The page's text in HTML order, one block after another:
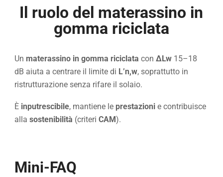
Il ruolo del materassino in
gomma riciclata
Un materassino in gomma riciclata conΔLw 15–18
dB aiuta a centrare il limite di L’n,w, soprattutto in
ristrutturazione senza rifare il solaio.
È inputrescibile, mantiene le prestazioni e contribuisce
allasostenibilità (criteriCAM).
Mini-FAQ